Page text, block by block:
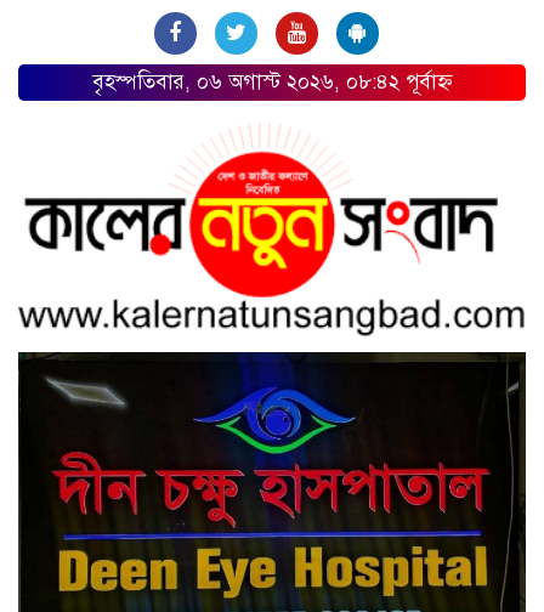
বৃহস্পতিবার, ০৬ অগাস্ট ২০২৬, ০৮:৪২ পূর্বাহ্ন